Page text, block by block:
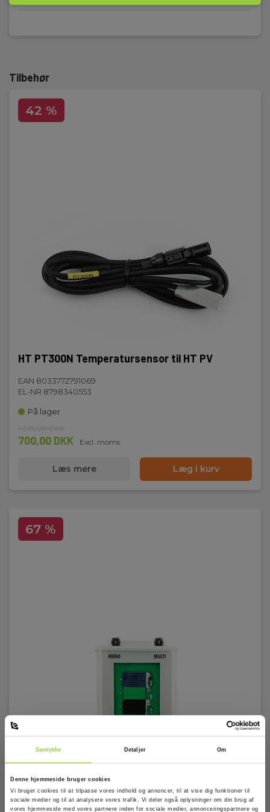
Samtykke Detaljer Om
Denne hjemmeside bruger cookies
Vi bruger cookies til at tilpasse vores indhold og annoncer, til at vise dig funktioner til
sociale medier og til at analysere vores trafik. Vi deler også oplysninger om din brug af
vores hjemmeside med vores partnere inden for sociale medier, annonceringspartnere og
Dimensioner
H x B x D:
120 mm x 65 mm x 35 mm
Tilbehør
42 %
HT PT300N Temperatursensor til HT PV
EAN 8033772791069
EL-NR 8798340553
På lager
700,00 DKK Excl. moms
Læs mere Læg i kurv
67 %
HT HT304N Referencecelle til HT PV
EAN 8033772794879